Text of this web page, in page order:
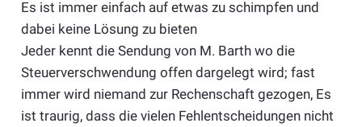
Es ist immer einfach auf etwas zu schimpfen und
dabei keine Lösung zu bieten
Jeder kennt die Sendung von M. Barth wo die
Steuerverschwendung offen dargelegt wird; fast
immer wird niemand zur Rechenschaft gezogen, Es
ist traurig, dass die vielen Fehlentscheidungen nicht